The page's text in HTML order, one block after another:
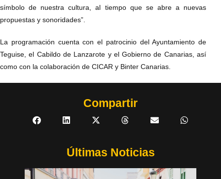
símbolo de nuestra cultura, al tiempo que se abre a nuevas
propuestas y sonoridades”.
La programación cuenta con el patrocinio del Ayuntamiento de
Teguise, el Cabildo de Lanzarote y el Gobierno de Canarias, así
como con la colaboración de CICAR y Binter Canarias.
Compartir
Últimas Noticias